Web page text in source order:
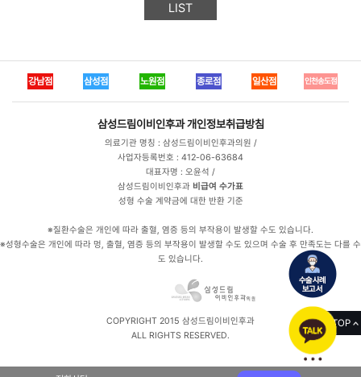
LIST
강남점 삼성점 노원점 종로점 일산점 인천송도점
삼성드림이비인후과 개인정보취급방침
의료기관 명칭 : 삼성드림이비인후과의원 /
사업자등록번호 : 412-06-63684
대표자명 : 오윤석 /
삼성드림이비인후과 비급여 수가표
성형 수술 계약금에 대한 반환 기준
※질환수술은 개인에 따라 출혈, 염증 등의 부작용이 발생할 수도 있습니다.
※성형수술은 개인에 따라 멍, 출혈, 염증 등의 부작용이 발생할 수도 있으며 수술 후 만족도는 다를 수
도 있습니다.
COPYRIGHT 2015 삼성드림이비인후과
ALL RIGHTS RESERVED.
TOP